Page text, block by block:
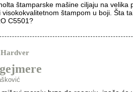
štamparske mašine ciljaju na
visokokvalitetnom štampom u boji. Šta
C5501?
Hardver